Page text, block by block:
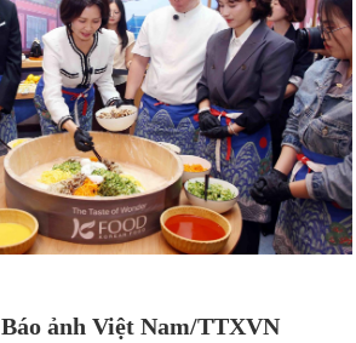
Báo ảnh Việt Nam/TTXVN